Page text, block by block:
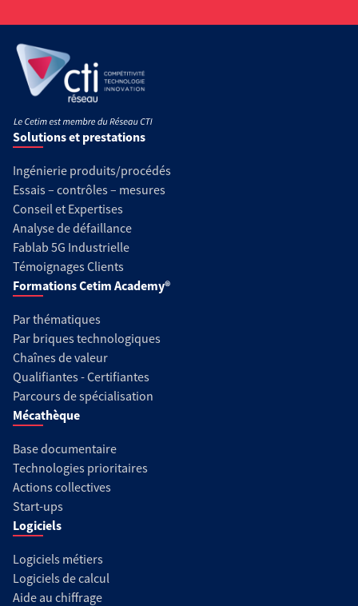
Solutions et prestations
Ingénierie produits/procédés
Essais – contrôles – mesures
Conseil et Expertises
Analyse de défaillance
Fablab 5G Industrielle
Témoignages Clients
Formations Cetim Academy®
Par thématiques
Par briques technologiques
Chaînes de valeur
Qualifiantes - Certifiantes
Parcours de spécialisation
Mécathèque
Base documentaire
Technologies prioritaires
Actions collectives
Start-ups
Logiciels
Logiciels métiers
Logiciels de calcul
Aide au chiffrage